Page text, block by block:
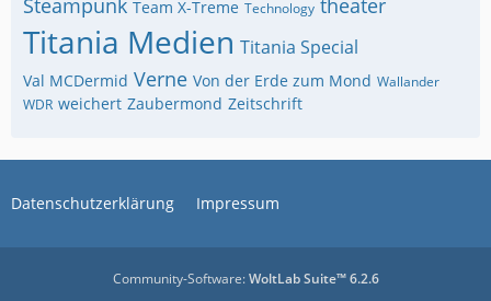
Team X-Treme Technology
Titania Medien Titania Special
Val MCDermid Verne Von der Erde zum Mond Wallander
WDR weichert Zaubermond Zeitschrift
Datenschutzerklärung Impressum
Community-Software:WoltLab Suite™ 6.2.6